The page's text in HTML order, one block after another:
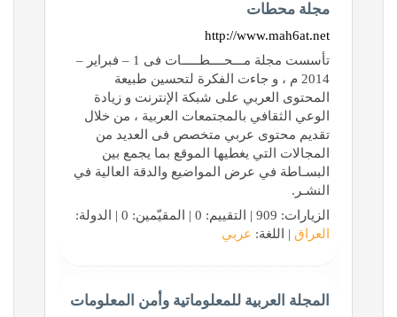
مجلة محطات
http://www.mah6at.net
تأسست مجلة مـــحــــطـــــات فى 1 – فبراير –
2014 م ، و جاءت الفكرة لتحسين طبيعة
المحتوى العربي على شبكة الإنترنت و زيادة
الوعي الثقافي بالمجتمعات العربية ، من خلال
تقديم محتوى عربي متخصص فى العديد من
المجالات التي يغطيها الموقع بما يجمع بين
البسـاطة في عرض المواضيع والدقة العالية في
النشـر.
الزيارات: 909 | التقييم: 0 | المقيّمين: 0 | الدولة:
العراق | اللغة: عربي
المجلة العربية للمعلوماتية وأمن المعلومات